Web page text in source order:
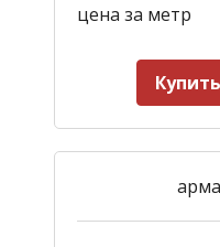
цена за метр